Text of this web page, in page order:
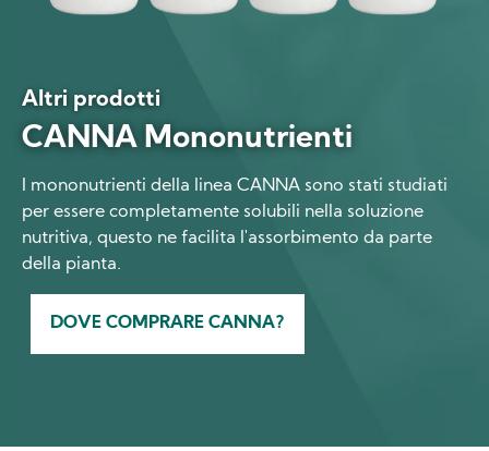
Altri prodotti
CANNA Mononutrienti
I mononutrienti della linea CANNA sono stati studiati
per essere completamente solubili nella soluzione
nutritiva, questo ne facilita l'assorbimento da parte
della pianta.
DOVE COMPRARE CANNA?